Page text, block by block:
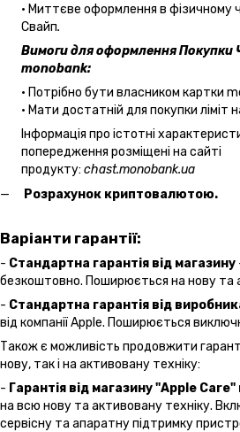
• Миттєве оформлення в фізичному
Cвайп.
Вимоги для оформлення Покупки
monobank:
• Потрібно бути власником картки
• Мати достатній для покупки ліміт
Інформація про істотні
попередження розміщені на сайті
продукту: chast.monobank.ua
Розрахунок криптовалютою.
Варіанти гарантії:
- Стандартна гарантія від магазину
безкоштовно. Поширюється на нову та
- Стандартна гарантія від
від компанії Apple. Поширюється
Також є можливість продовжити
нову, так і на активовану техніку:
- Гарантія від магазину "Apple Care"
на всю нову та активовану техніку.
сервісну та апаратну підтримку